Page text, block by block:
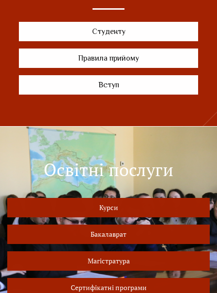
Студенту
Правила прийому
Вступ
Освітні послуги
Курси
Бакалаврат
Магістратура
Сертифікатні програми